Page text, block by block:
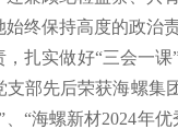
终保持高度的政治
扎实做好“三会一
部先后荣获海螺集
“海螺新材2024年